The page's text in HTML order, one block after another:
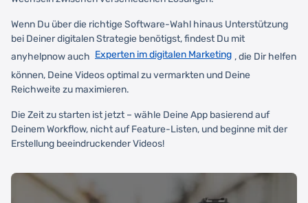
Wenn Du über die richtige Software-Wahl hinaus Unterstützung
bei Deiner digitalen Strategie benötigst, findest Du mit
anyhelpnow auch Experten im digitalen Marketing , die Dir helfen
können, Deine Videos optimal zu vermarkten und Deine
Reichweite zu maximieren.
Die Zeit zu starten ist jetzt – wähle Deine App basierend auf
Deinem Workflow, nicht auf Feature-Listen, und beginne mit der
Erstellung beeindruckender Videos!